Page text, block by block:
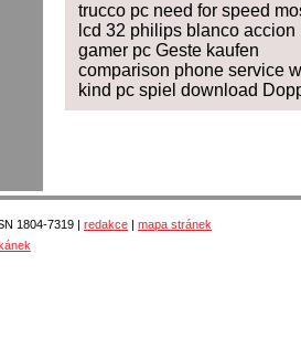
trucco pc need for speed
lcd 32 philips blanco accion
gamer pc Geste kaufen
comparison phone service
kind pc spiel download
1804-7319 | redakce
mapa stránek